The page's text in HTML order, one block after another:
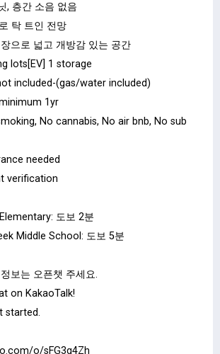
층간 소음 없음
탁 트인 전망
로 넓고 개방감 있는 공간
1 storage
(gas/water included)
1yr
No cannabis, No air bnb, No sub
needed
도보 2분
Middle School: 도보 5분
보는 오픈챗 주세요.
on KakaoTalk!
started.
o/sFG3g4Zh